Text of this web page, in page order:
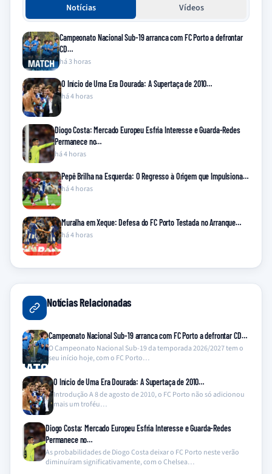
Notícias Vídeos
Campeonato Nacional Sub-19 arranca com FC Porto a defrontar
CD…
há 3 horas
O Início de Uma Era Dourada: A Supertaça de 2010…
há 4 horas
Diogo Costa: Mercado Europeu Esfria Interesse e Guarda-Redes
Permanece no…
há 4 horas
Pepê Brilha na Esquerda: O Regresso à Origem que Impulsiona…
há 4 horas
Muralha em Xeque: Defesa do FC Porto Testada no Arranque…
há 4 horas
Notícias Relacionadas
Campeonato Nacional Sub-19 arranca com FC Porto a defrontar CD…
O Campeonato Nacional Sub-19 da temporada 2026/2027 tem o
seu início hoje, com o FC Porto…
O Início de Uma Era Dourada: A Supertaça de 2010…
Introdução A 8 de agosto de 2010, o FC Porto não só adicionou
mais um troféu…
Diogo Costa: Mercado Europeu Esfria Interesse e Guarda-Redes
Permanece no…
As probabilidades de Diogo Costa deixar o FC Porto neste verão
diminuíram significativamente, com o Chelsea…